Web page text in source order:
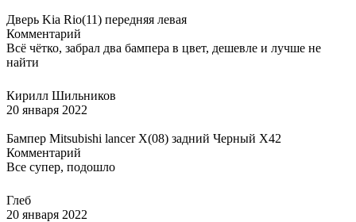
Дверь Kia Rio(11) передняя левая
Комментарий
Всё чётко, забрал два бампера в цвет, дешевле и лучше не
найти
Кирилл Шильников
20 января 2022
Бампер Mitsubishi lancer X(08) задний Черный X42
Комментарий
Все супер, подошло
Глеб
20 января 2022